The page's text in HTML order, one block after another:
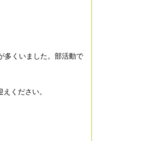
多くいました。部活動で
ください。